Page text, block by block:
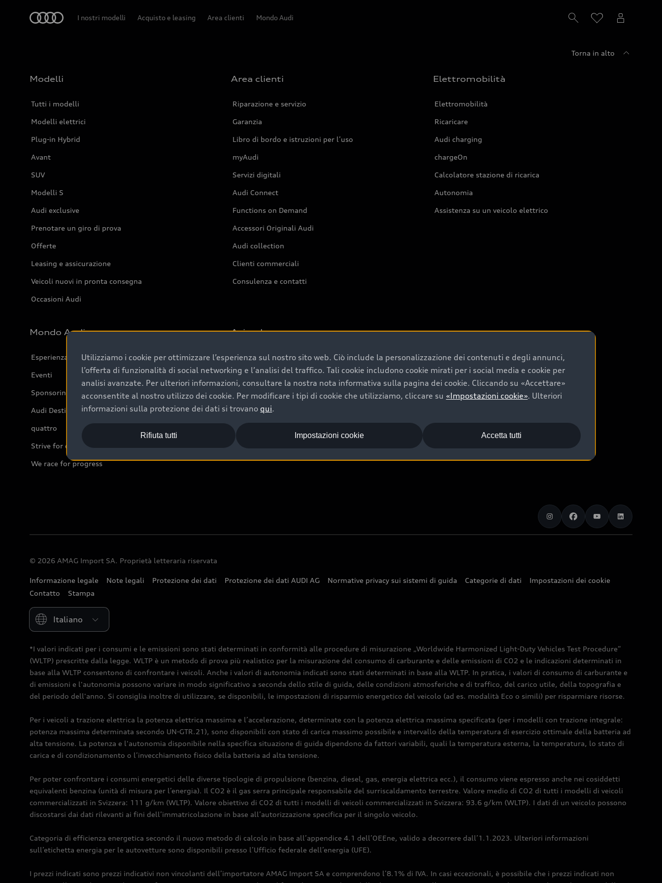
I nostri modelli Acquisto e leasing Area clienti Mondo Audi
Torna in alto
Modelli
Tutti i modelli
Modelli elettrici
Plug-in Hybrid
Avant
SUV
Modelli S
Audi exclusive
Prenotare un giro di prova
Offerte
Leasing e assicurazione
Veicoli nuovi in pronta consegna
Occasioni Audi
Area clienti
Riparazione e servizio
Garanzia
Libro di bordo e istruzioni per l’uso
myAudi
Servizi digitali
Audi Connect
Functions on Demand
Accessori Originali Audi
Audi collection
Clienti commerciali
Consulenza e contatti
Elettromobilità
Elettromobilità
Ricaricare
Audi charging
chargeOn
Calcolatore stazione di ricarica
Autonomia
Assistenza su un veicolo elettrico
Mondo Audi
Esperienza Audi
Eventi
Sponsoring
Audi Destinations
quattro
Strive for clarity
We race for progress
Azienda
AMAG Import SA
Opportunità di lavoro
Investor Relations
Siti di produzione
Storia
Newsletter
© 2026 AMAG Import SA. Proprietà letteraria riservata
Informazione legale Note legali Protezione dei dati Protezione dei dati AUDI AG Normative privacy sui sistemi di guida Categorie di dati
Impostazioni dei cookie
Contatto
Stampa
Please select country
*I valori indicati per i consumi e le emissioni sono stati determinati in conformità alle procedure di misurazione „Worldwide Harmonized Light-Duty Vehicles Test Procedure“
(WLTP) prescritte dalla legge. WLTP è un metodo di prova più realistico per la misurazione del consumo di carburante e delle emissioni di CO2 e le indicazioni determinati in
base alla WLTP consentono di confrontare i veicoli. Anche i valori di autonomia indicati sono stati determinati in base alla WLTP. In pratica, i valori di consumo di carburante e
di emissioni e l'autonomia possono variare in modo significativo a seconda dello stile di guida, delle condizioni atmosferiche e di traffico, del carico utile, della topografia e
del periodo dell'anno. Si consiglia inoltre di utilizzare, se disponibili, le impostazioni di risparmio energetico del veicolo (ad es. modalità Eco o simili) per risparmiare risorse.
Per i veicoli a trazione elettrica la potenza elettrica massima e l’accelerazione, determinate con la potenza elettrica massima specificata (per i modelli con trazione integrale:
potenza massima determinata secondo UN-GTR.21), sono disponibili con stato di carica massimo possibile e intervallo della temperatura di esercizio ottimale della batteria ad
alta tensione. La potenza e l'autonomia disponibile nella specifica situazione di guida dipendono da fattori variabili, quali la temperatura esterna, la temperatura, lo stato di
carica e di condizionamento o l’invecchiamento fisico della batteria ad alta tensione.
Per poter confrontare i consumi energetici delle diverse tipologie di propulsione (benzina, diesel, gas, energia elettrica ecc.), il consumo viene espresso anche nei cosiddetti
equivalenti benzina (unità di misura per l’energia). Il CO2 è il gas serra principale responsabile del surriscaldamento terrestre. Valore medio di CO2 di tutti i modelli di veicoli
commercializzati in Svizzera: 111 g/km (WLTP). Valore obiettivo di CO2 di tutti i modelli di veicoli commercializzati in Svizzera: 93.6 g/km (WLTP). I dati di un veicolo possono
discostarsi dai dati rilevanti ai fini dell’immatricolazione in base all’autorizzazione specifica per il singolo veicolo.
Categoria di efficienza energetica secondo il nuovo metodo di calcolo in base all’appendice 4.1 dell’OEEne, valido a decorrere dall’1.1.2023. Ulteriori informazioni
sull’etichetta energia per le autovetture sono disponibili presso l’Ufficio federale dell’energia (UFE).
I prezzi indicati sono prezzi indicativi non vincolanti dell’importatore AMAG Import SA e comprendono l’8.1% di IVA. In casi eccezionali, è possibile che i prezzi indicati non
Utilizziamo i cookie per ottimizzare l’esperienza sul nostro sito web. Ciò include la personalizzazione dei contenuti e degli annunci,
l’offerta di funzionalità di social networking e l’analisi del traffico. Tali cookie includono cookie mirati per i social media e cookie per
analisi avanzate. Per ulteriori informazioni, consultare la nostra nota informativa sulla pagina dei cookie. Cliccando su «Accettare»
acconsentite al nostro utilizzo dei cookie. Per modificare i tipi di cookie che utilizziamo, cliccare su «Impostazioni cookie». Ulteriori
informazioni sulla protezione dei dati si trovano qui.
Accetta tutti
Rifiuta tutti Impostazioni cookie